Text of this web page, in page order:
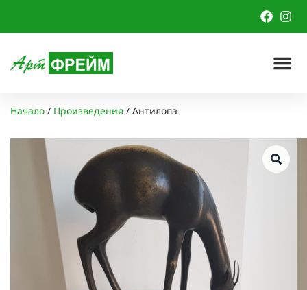
Начало / Произведения / Антилопа